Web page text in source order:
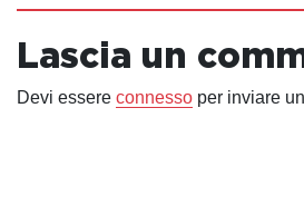
Lascia un
Devi essere connesso per inviare